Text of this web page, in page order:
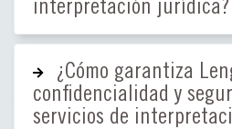
interpretación jurídica?
¿Cómo garantiza
confidencialidad y
servicios de